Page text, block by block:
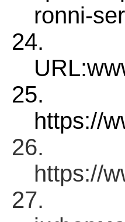
ronni-
URL:
https://
26.
https://
27.